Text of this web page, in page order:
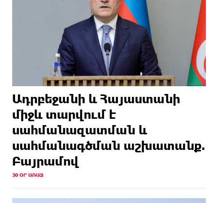
Ադրբեջանի և Հայաստանի
միջև տարվում է
սահմանազատման և
սահմանագծման աշխատանք.
Բայրամով
30 ՕՐ ԱՌԱՋ